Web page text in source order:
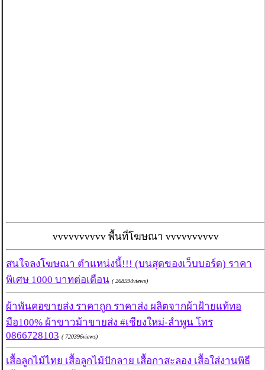
vvvvvvvvvv พื้นที่โฆษณา vvvvvvvvvv
สนใจลงโฆษณา ตำแหน่งนี้!!! (บนสุดของเว็บบอร์ด) ราคา
พิเศษ 1000 บาทต่อเดือน ( 268594views)
ผ้าพันคอขายส่ง ราคาถูก ราคาส่ง ผลิตจากผ้าฝ้ายแท้ทอ
มือ100% ผ้าขาวม้าขายส่ง #เชียงใหม่-ลำพูน โทร
0866728103 ( 720396views)
เสื้อลูกไม้ไทย เสื้อลูกไม้ปักลาย เสื้อกาสะลอง เสื้อใส่งานพิธี